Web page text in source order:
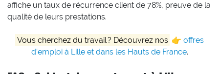
affiche un taux de récurrence client de 78%, preuve de la
qualité de leurs prestations.
Vous cherchez du travail ? Découvrez nos 👉 offres
d’emploi à Lille et dans les Hauts de France.